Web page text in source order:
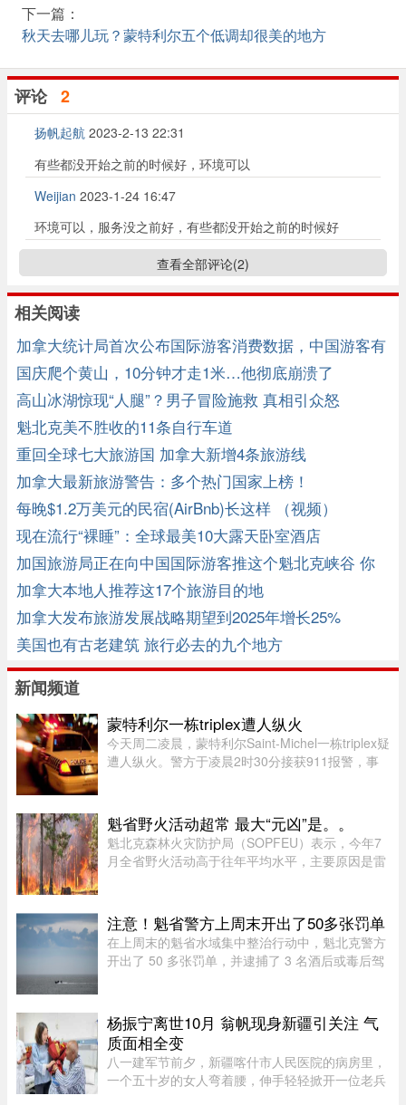
下一篇：
秋天去哪儿玩？蒙特利尔五个低调却很美的地方
评论 2
扬帆起航 2023-2-13 22:31
有些都没开始之前的时候好，环境可以
Weijian 2023-1-24 16:47
环境可以，服务没之前好，有些都没开始之前的时候好
查看全部评论(2)
相关阅读
加拿大统计局首次公布国际游客消费数据，中国游客有
啥特点 ...
国庆爬个黄山，10分钟才走1米…他彻底崩溃了
高山冰湖惊现“人腿”？男子冒险施救 真相引众怒
魁北克美不胜收的11条自行车道
重回全球七大旅游国 加拿大新增4条旅游线
加拿大最新旅游警告：多个热门国家上榜！
每晚$1.2万美元的民宿(AirBnb)长这样 （视频）
现在流行“裸睡”：全球最美10大露天卧室酒店
加国旅游局正在向中国国际游客推这个魁北克峡谷 你
去过吗？ ... ... ...
加拿大本地人推荐这17个旅游目的地
加拿大发布旅游发展战略期望到2025年增长25%
美国也有古老建筑 旅行必去的九个地方
新闻频道
蒙特利尔一栋triplex遭人纵火
今天周二凌晨，蒙特利尔Saint-Michel一栋triplex疑
遭人纵火。警方于凌晨2时30分接获911报警，事
现了助燃物，初步调查显示 ...
魁省野火活动超常 最大“元凶”是。。
魁北克森林火灾防护局（SOPFEU）表示，今年7
月全省野火活动高于往年平均水平，主要原因是雷
均为66起火灾，受影响面积约111 ...
注意！魁省警方上周末开出了50多张罚单
在上周末的魁省水域集中整治行动中，魁北克警方
开出了 50 多张罚单，并逮捕了 3 名酒后或毒后驾
内的多支魁省警力在 8 月 1 ...
杨振宁离世10月 翁帆现身新疆引关注 气
质面相全变
八一建军节前夕，新疆喀什市人民医院的病房里，
一个五十岁的女人弯着腰，伸手轻轻掀开一位老兵